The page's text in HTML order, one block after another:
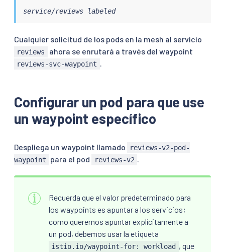
service/reviews labeled
Cualquier solicitud de los pods en la mesh al servicio
reviews ahora se enrutará a través del waypoint
reviews-svc-waypoint .
Configurar un pod para que use
un waypoint específico
Despliega un waypoint llamado
reviews-v2-pod-
waypoint
para el pod reviews-v2 .
Recuerda que el valor predeterminado para
los waypoints es apuntar a los servicios;
como queremos apuntar explícitamente a
un pod, debemos usar la etiqueta
istio.io/waypoint-for: workload , que